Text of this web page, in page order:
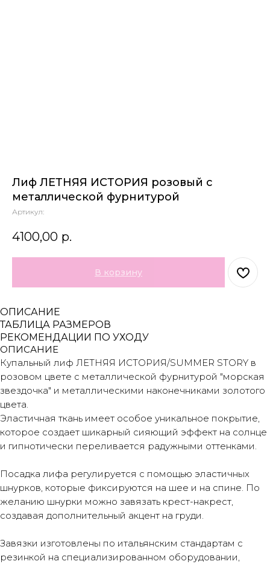
Лиф ЛЕТНЯЯ ИСТОРИЯ розовый с
металлической фурнитурой
Артикул:
4100,00 р.
В корзину
ОПИСАНИЕ
ТАБЛИЦА РАЗМЕРОВ
РЕКОМЕНДАЦИИ ПО УХОДУ
ОПИСАНИЕ
Купальный лиф ЛЕТНЯЯ ИСТОРИЯ/SUMMER STORY в
розовом цвете с металлической фурнитурой "морская
звездочка" и металлическими наконечниками золотого
цвета.
Эластичная ткань имеет особое уникальное покрытие,
которое создает шикарный сияющий эффект на солнце
и гипнотически переливается радужными оттенками.
Посадка лифа регулируется с помощью эластичных
шнурков, которые фиксируются на шее и на спине. По
желанию шнурки можно завязать крест-накрест,
создавая дополнительный акцент на груди.
Завязки изготовлены по итальянским стандартам с
резинкой на специализированном оборудовании,